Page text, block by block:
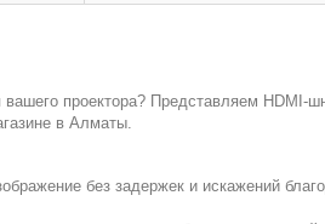
проектора? Представляем HDMI-
в Алматы.
без задержек и искажений